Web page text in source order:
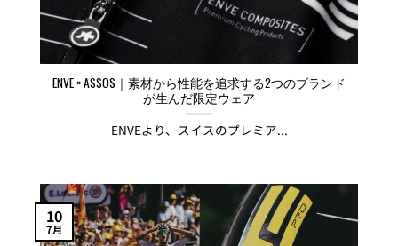
ENVE × ASSOS｜素材から性能を追求する2つのブランド
が生んだ限定ウェア
ENVEより、スイスのプレミア...
10
7月